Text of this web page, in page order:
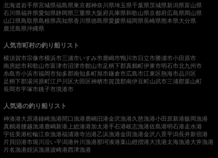
北海道岩手県宮城県福島県東京都神奈川県埼玉県千葉県茨城県新潟県富山県
石川県福井県愛知県静岡県三重県大阪府兵庫県和歌山県京都府広島県岡山県
山口県鳥取県島根県高知県香川県徳島県愛媛県福岡県長崎県熊本県大分県
鹿児島県沖縄県
人気市町村の釣り船リスト
横須賀市宗像市横浜市三浦市いすみ市鹿嶋市鴨川市 日立市勝浦市小田原市
南房総市和歌山市富津市沼津市館山市足柄下郡真鶴町伊東市明石市北九州市
糸島市小浜市福岡市知多郡南知多町旭市鎌倉市広島市江東区熱海市品川区
足柄下郡湯河原町江戸川区 大田区神栖市賀茂郡南伊豆町山武市三浦郡葉山町
長岡市平塚市銚子市境港市
人気港の釣り船リスト
神湊港大原港鐘崎漁港 間口漁港鹿嶋旧港金沢漁港久慈漁港小田原新港飯岡漁港
真鶴港 腰越漁港鹿嶋新港 上総湊港加太港手石港岐志漁港佐島港明石港走水港
宇佐美港松輪江奈漁港福浦港寺泊港乙浜漁港金田漁港金沢八景平潟長井新宿港
片貝旧港市堀川沿い平潟港外川漁港那珂湊港葉山鐙摺港大洗港太海漁港大井漁港
片名漁港姪浜漁港波崎港西津漁港